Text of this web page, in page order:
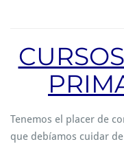
Tenemos el placer de
que debíamos cuidar